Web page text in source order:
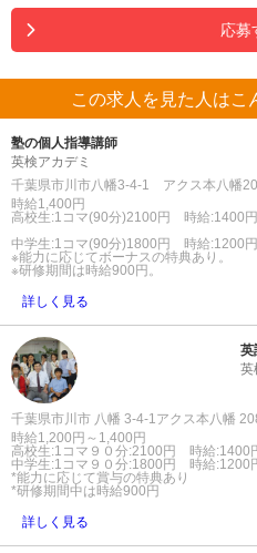
応募
この求人を見た人はこ
塾の個人指導講師
英検アカデミ
千葉県市川市八幡3-4-1 アクス本八幡
時給1,400円
高校生:1コマ(90分)2100円 時給:1400円
中学生:1コマ(90分)1800円 時給:1200円
※能力に応じてボーナスの特典あり。
※研修期間は時給900円。
詳しく見る
英
英
千葉県市川市 八幡 3-4-1アクス本八幡
時給1,200円～1,400円
高校生:1コマ９０分:2100円 時給:1400
中学生:1コマ９０分:1800円 時給:1200
*能力に応じて賞与の特典あり
*研修期間中は時給900円
詳しく見る